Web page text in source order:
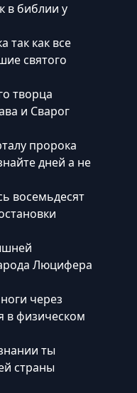
в библии у
так как все
святого
творца
и Сварог
пророка
дней а не
восемьдесят
Люцифера
через
в физическом
ты
страны